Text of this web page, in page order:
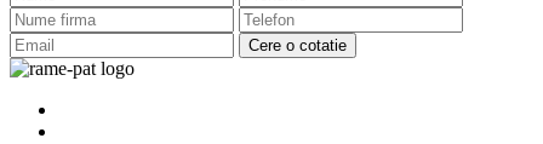
Cere o cotatie